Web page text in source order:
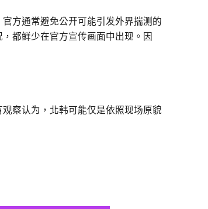
方通常避免公开可能引发外界揣测的
都鲜少在官方宣传画面中出现。因
察认为，北韩可能仅是依照现场原貌